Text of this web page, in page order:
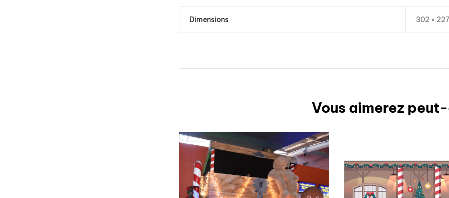
Dimensions 302 ×
Vous aimerez